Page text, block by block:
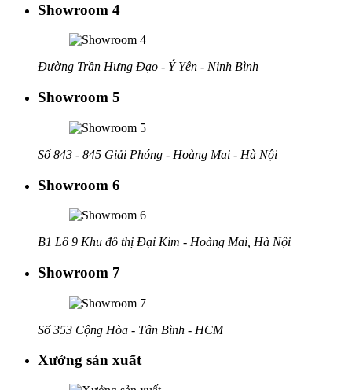
Showroom 4
Đường Trần Hưng Đạo - Ý Yên - Ninh Bình
Showroom 5
Số 843 - 845 Giải Phóng - Hoàng Mai - Hà Nội
Showroom 6
B1 Lô 9 Khu đô thị Đại Kim - Hoàng Mai, Hà Nội
Showroom 7
Số 353 Cộng Hòa - Tân Bình - HCM
Xưởng sản xuất